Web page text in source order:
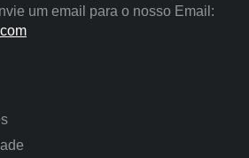
um email para o nosso Email: